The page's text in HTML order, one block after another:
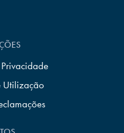
Utilização